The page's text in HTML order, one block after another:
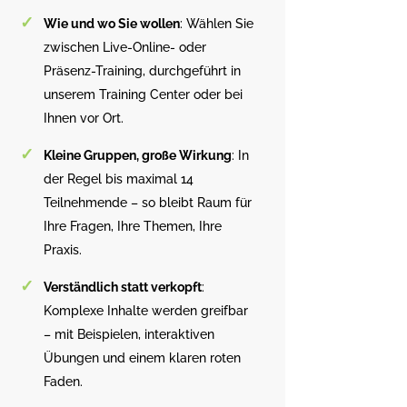
Wie und wo Sie wollen: Wählen Sie
zwischen Live-Online- oder
Präsenz-Training, durchgeführt in
unserem Training Center oder bei
Ihnen vor Ort.
Kleine Gruppen, große Wirkung: In
der Regel bis maximal 14
Teilnehmende – so bleibt Raum für
Ihre Fragen, Ihre Themen, Ihre
Praxis.
Verständlich statt verkopft:
Komplexe Inhalte werden greifbar
– mit Beispielen, interaktiven
Übungen und einem klaren roten
Faden.